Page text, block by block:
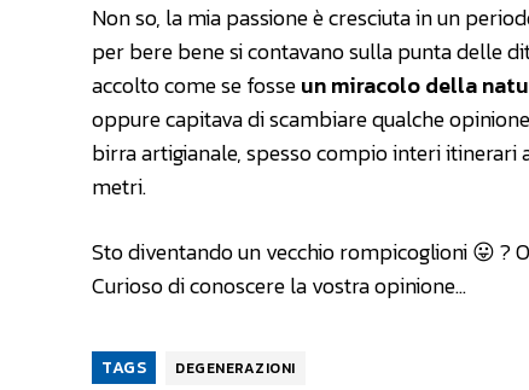
Non so, la mia passione è cresciuta in un
per bere bene si contavano sulla punta delle
accolto come se fosseun miracolo della
oppure capitava di scambiare qualche
birra artigianale, spesso compio interi itinerari
metri.
Sto diventando un vecchio rompicoglioni 😛 ?
Curioso di conoscere la vostra opinione…
TAGS DEGENERAZIONI